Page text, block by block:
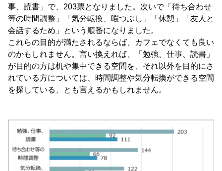
事、読書」で、203票となりました。次いで「待ち合わせ
等の時間調整」「気分転換、暇つぶし」「休憩」「友人と
会話するため」という順番になりました。
これらの目的が満たされるならば、カフェでなくても良い
のかもしれません。言い換えれば、「勉強、仕事、読書」
が目的の方は机や集中できる空間を、それ以外を目的にさ
れている方については、時間調整や気分転換ができる空間
を探している、とも言えるかもしれません。